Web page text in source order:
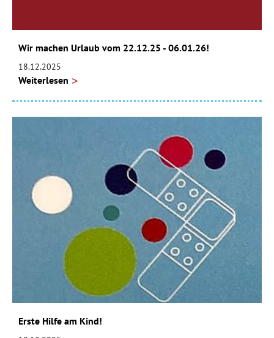
Wir machen Urlaub vom 22.12.25 - 06.01.26!
18.12.2025
Weiterlesen
Erste Hilfe am Kind!